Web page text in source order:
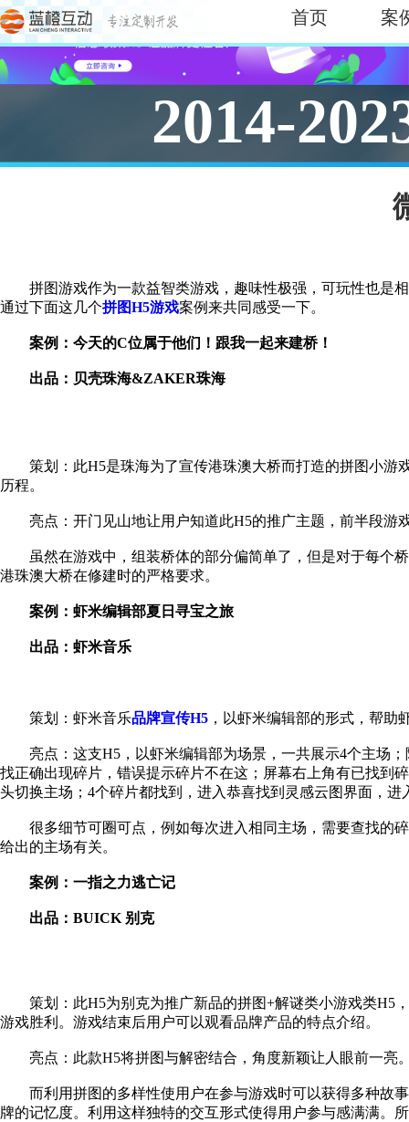
首页 案
2014-
拼图游戏作为一款益智类游戏，趣味性极强，可玩性也是
通过下面这几个拼图H5游戏案例来共同感受一下。
案例：今天的C位属于他们！跟我一起来建桥！
出品：贝壳珠海&ZAKER珠海
策划：此H5是珠海为了宣传港珠澳大桥而打造的拼图小
历程。
亮点：开门见山地让用户知道此H5的推广主题，前半段
虽然在游戏中，组装桥体的部分偏简单了，但是对于每个
港珠澳大桥在修建时的严格要求。
案例：虾米编辑部夏日寻宝之旅
出品：虾米音乐
策划：虾米音乐品牌宣传H5 ，以虾米编辑部的形式，帮助
亮点：这支H5，以虾米编辑部为场景，一共展示4个主场
找正确出现碎片，错误提示碎片不在这；屏幕右上角有已找到
头切换主场；4个碎片都找到，进入恭喜找到灵感云图界面，进
很多细节可圈可点，例如每次进入相同主场，需要查找的
给出的主场有关。
案例：一指之力逃亡记
出品：BUICK 别克
策划：此H5为别克为推广新品的拼图+解谜类小游戏类H5
游戏胜利。游戏结束后用户可以观看品牌产品的特点介绍。
亮点：此款H5将拼图与解密结合，角度新颖让人眼前一
而利用拼图的多样性使用户在参与游戏时可以获得多种故
牌的记忆度。利用这样独特的交互形式使得用户参与感满满。